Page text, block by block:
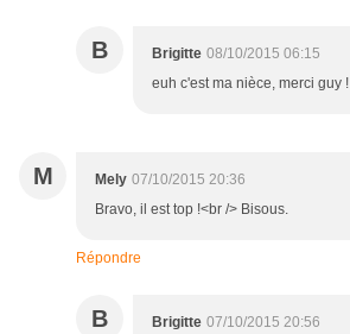
B Brigitte 08/10/2015 06:15
euh c'est ma nièce, merci guy !
M Mely 07/10/2015 20:36
Bravo, il est top !<br /> Bisous.
Répondre
B Brigitte 07/10/2015 20:56